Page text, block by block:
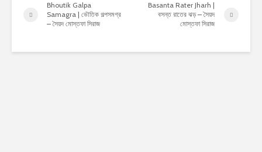
Bhoutik Galpa
Samagra | ভৌতিক গল্পসমগ্র
– সৈয়দ মোস্তফা সিরাজ
Basanta Rater Jharh |
বসন্ত রাতের ঝড় – সৈয়দ
মোস্তফা সিরাজ